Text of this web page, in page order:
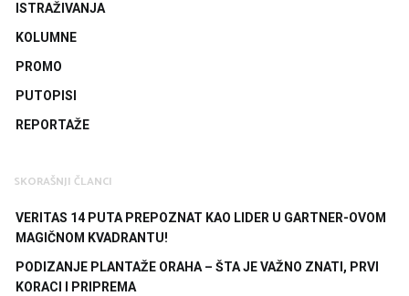
ISTRAŽIVANJA
KOLUMNE
PROMO
PUTOPISI
REPORTAŽE
SKORAŠNJI ČLANCI
VERITAS 14 PUTA PREPOZNAT KAO LIDER U GARTNER-OVOM
MAGIČNOM KVADRANTU!
PODIZANJE PLANTAŽE ORAHA – ŠTA JE VAŽNO ZNATI, PRVI
KORACI I PRIPREMA